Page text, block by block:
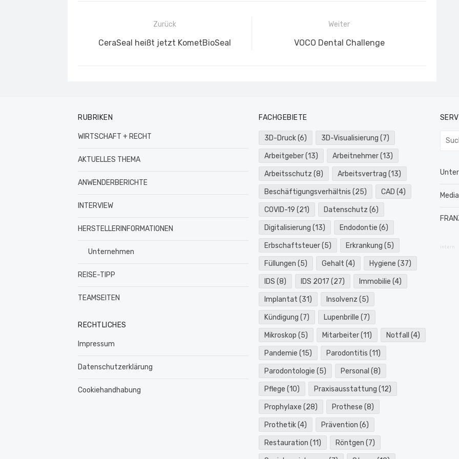
Beitragsnavigation
Zurück
Vorheriger
CeraSeal heißt jetzt KometBioSeal
Weiter
Nächster
VOCO Dental Challenge
RUBRIKEN
WIRTSCHAFT + RECHT
AKTUELLES THEMA
ANWENDERBERICHTE
INTERVIEW
HERSTELLERINFORMATIONEN
Unternehmen
REISE-TIPP
TEAMSEITEN
RECHTLICHES
Impressum
Datenschutzerklärung
Cookiehandhabung
FACHGEBIETE
3D-Druck(6) 3D-Visualisierung (7)
Arbeitgeber(13) Arbeitnehmer(13)
Arbeitsschutz (8) Arbeitsvertrag (13)
Beschäftigungsverhältnis (25) CAD (4)
COVID-19 (21) Datenschutz (6)
Digitalisierung (13) Endodontie (6)
Erbschaftsteuer(5) Erkrankung (5)
Füllungen (5) Gehalt (4) Hygiene (37)
IDS (8) IDS 2017 (27) Immobilie (4)
Implantat (31) Insolvenz (5)
Kündigung (7) Lupenbrille (7)
Mikroskop (5) Mitarbeiter(11) Notfall (4)
Pandemie (15) Parodontitis (11)
Parodontologie (5) Personal (8)
Pflege (10) Praxisausstattung (12)
Prophylaxe (28) Prothese (8)
Prothetik(4) Prävention (6)
Restauration (11) Röntgen (7)
intern